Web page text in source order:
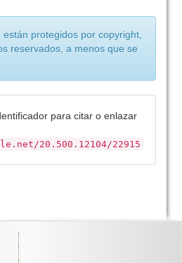
protegidos por copyright,
reservados, a menos que se
para citar o enlazar
20.500.12104/22915